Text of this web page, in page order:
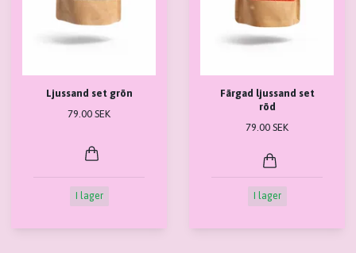
Ljussand set grön
79.00 SEK
I lager
Färgad ljussand set
röd
79.00 SEK
I lager